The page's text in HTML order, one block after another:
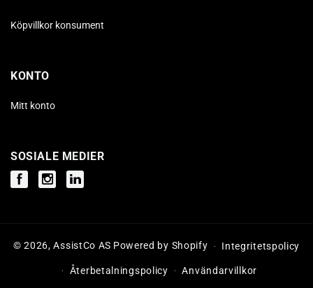
Köpvillkor konsument
KONTO
Mitt konto
SOSIALE MEDIER
FacebookInstagramInstagram
© 2026,AssistCo AS Powered by Shopify Integritetspolicy
Återbetalningspolicy Användarvillkor